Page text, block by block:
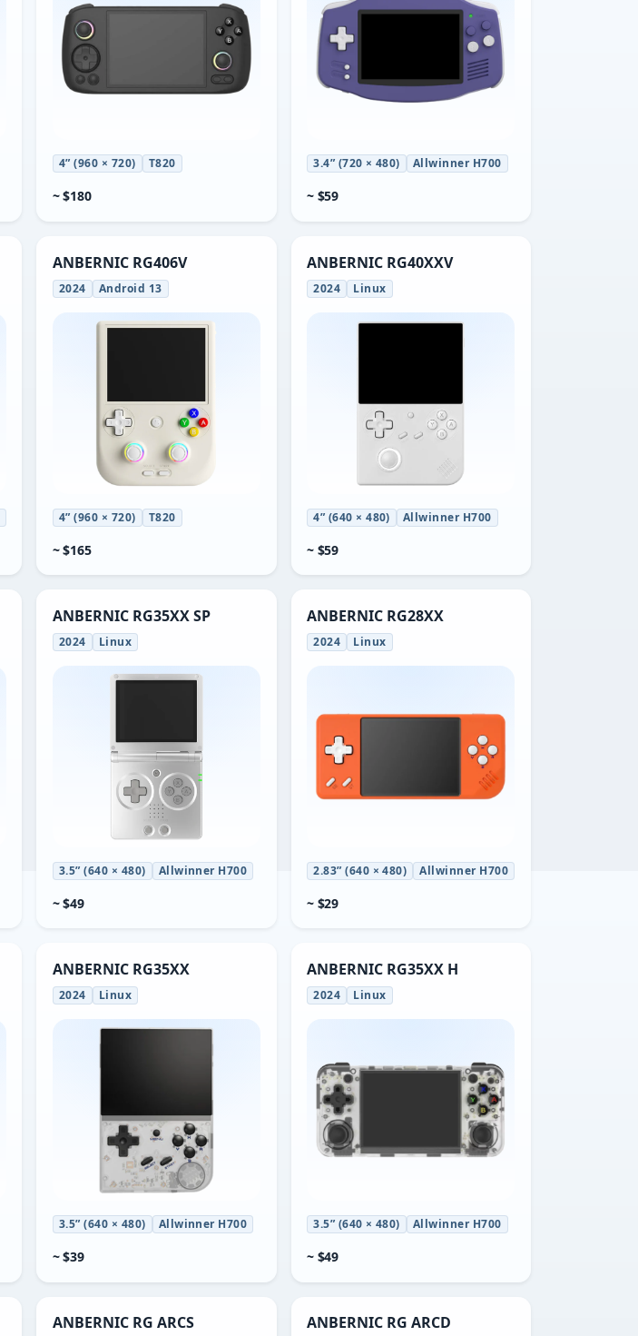
4” (960 × 720) T820
~ $180
3.4” (720 × 480) Allwinner H700
~ $59
ANBERNIC RG406V
2024 Android 13
4” (960 × 720) T820
~ $165
ANBERNIC RG40XXV
2024 Linux
4” (640 × 480) Allwinner H700
~ $59
ANBERNIC RG35XX SP
2024 Linux
3.5” (640 × 480) Allwinner H700
~ $49
ANBERNIC RG28XX
2024 Linux
2.83” (640 × 480) Allwinner H700
~ $29
ANBERNIC RG35XX
2024 Linux
3.5” (640 × 480) Allwinner H700
~ $39
ANBERNIC RG35XX H
2024 Linux
3.5” (640 × 480) Allwinner H700
~ $49
ANBERNIC RG ARCS ANBERNIC RG ARCD